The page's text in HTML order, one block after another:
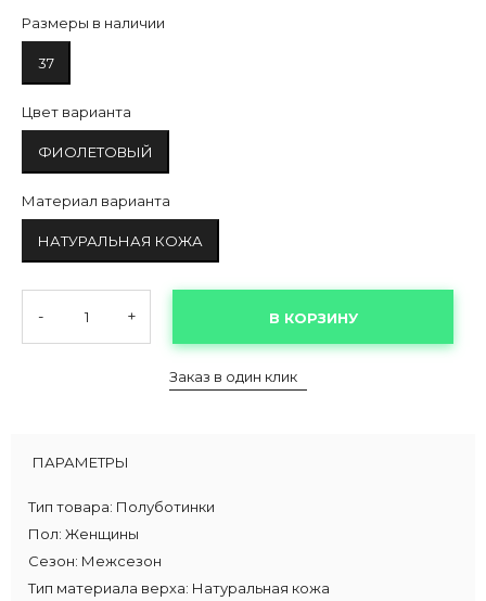
Размеры в наличии
37
Цвет варианта
ФИОЛЕТОВЫЙ
Материал варианта
НАТУРАЛЬНАЯ КОЖА
- + В КОРЗИНУ
Заказ в один клик
ПАРАМЕТРЫ
Тип товара: Полуботинки
Пол: Женщины
Сезон: Межсезон
Тип материала верха: Натуральная кожа